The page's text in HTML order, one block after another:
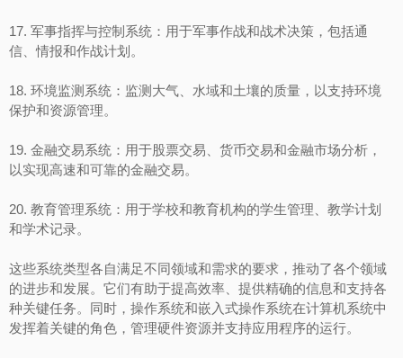
17. 军事指挥与控制系统：用于军事作战和战术决策，包括通
信、情报和作战计划。
18. 环境监测系统：监测大气、水域和土壤的质量，以支持环境
保护和资源管理。
19. 金融交易系统：用于股票交易、货币交易和金融市场分析，
以实现高速和可靠的金融交易。
20. 教育管理系统：用于学校和教育机构的学生管理、教学计划
和学术记录。
这些系统类型各自满足不同领域和需求的要求，推动了各个领域
的进步和发展。它们有助于提高效率、提供精确的信息和支持各
种关键任务。同时，操作系统和嵌入式操作系统在计算机系统中
发挥着关键的角色，管理硬件资源并支持应用程序的运行。